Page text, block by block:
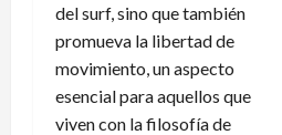
del surf, sino que también
promueva la libertad de
movimiento, un aspecto
esencial para aquellos que
viven con la filosofía de